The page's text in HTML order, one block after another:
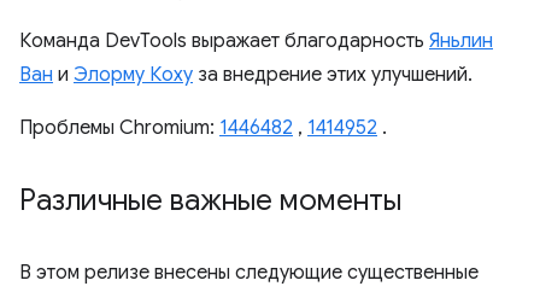
Команда DevTools выражает благодарность Яньлин
Ван и Элорму Коху за внедрение этих улучшений.
Проблемы Chromium: 1446482 , 1414952 .
Различные важные моменты
В этом релизе внесены следующие существенные